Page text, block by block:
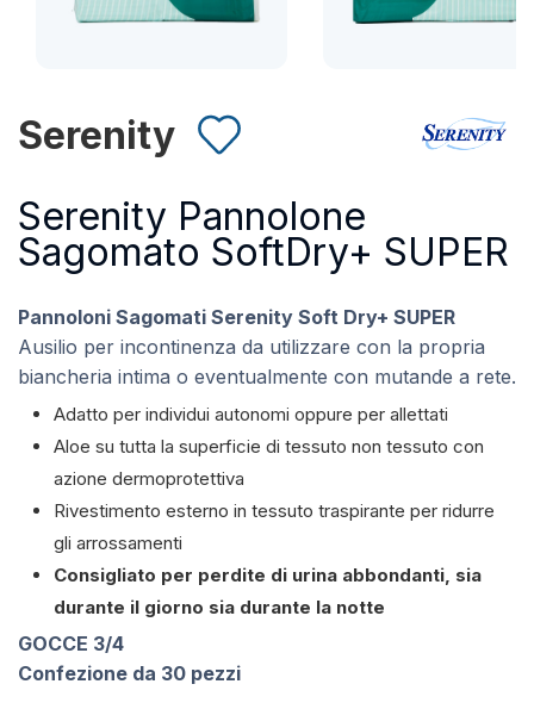
Serenity
Serenity Pannolone
Sagomato SoftDry+ SUPER
Pannoloni Sagomati Serenity Soft Dry+ SUPER
Ausilio per incontinenza da utilizzare con la propria
biancheria intima o eventualmente con mutande a rete.
Adatto per individui autonomi oppure per allettati
Aloe su tutta la superficie di tessuto non tessuto con
azione dermoprotettiva
Rivestimento esterno in tessuto traspirante per ridurre
gli arrossamenti
Consigliato per perdite di urina abbondanti, sia
durante il giorno sia durante la notte
GOCCE 3/4
Confezione da 30 pezzi